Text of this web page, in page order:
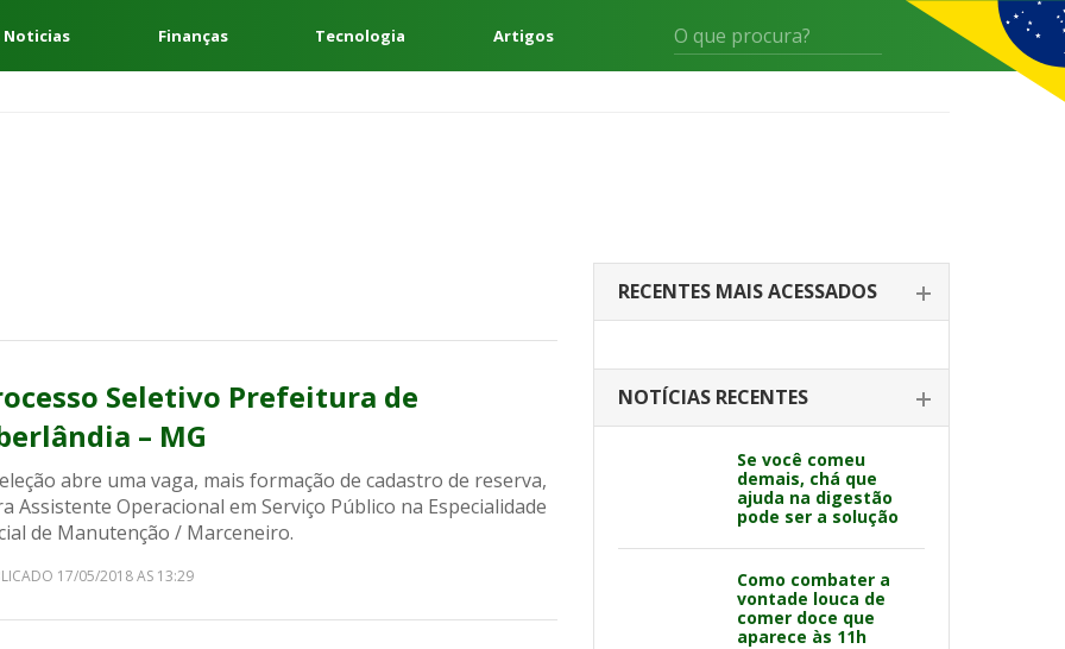
Noticias Finanças Tecnologia Artigos
Seletivo Prefeitura de
– MG
abre uma vaga, mais formação de cadastro de reserva,
Assistente Operacional em Serviço Público na Especialidade
de Manutenção / Marceneiro.
17/05/2018 AS 13:29
RECENTES MAIS ACESSADOS
NOTÍCIAS RECENTES
Se você comeu
demais, chá que
ajuda na digestão
pode ser a solução
Como combater a
vontade louca de
comer doce que
aparece às 11h